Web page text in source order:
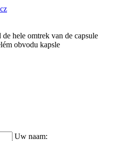
hele omtrek van de capsule
obvodu kapsle
Uw naam: